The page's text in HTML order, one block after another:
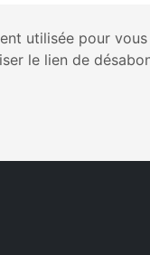
utilisée pour
le lien de